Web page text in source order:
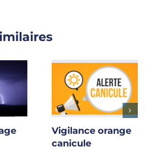
Vigilance orange
canicule